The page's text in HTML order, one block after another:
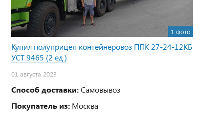
1 фото
Купил полуприцеп контейнеровоз ППК 27-24-12КБ
УСТ 9465 (2 ед.)
01 августа 2023
Способ доставки:Самовывоз
Покупатель из: Москва